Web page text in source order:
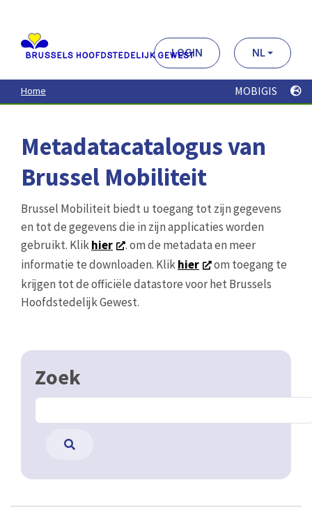
contenu
principal
LOGIN NL
Home MOBIGIS
Metadatacatalogus van
Brussel Mobiliteit
Brussel Mobiliteit biedt u toegang tot zijn gegevens
en tot de gegevens die in zijn applicaties worden
gebruikt. Klikhier
. om de metadata en meer
informatie te downloaden. Klikhier
om toegang te
krijgen tot de officiële datastore voor het Brussels
Hoofdstedelijk Gewest.
Zoek